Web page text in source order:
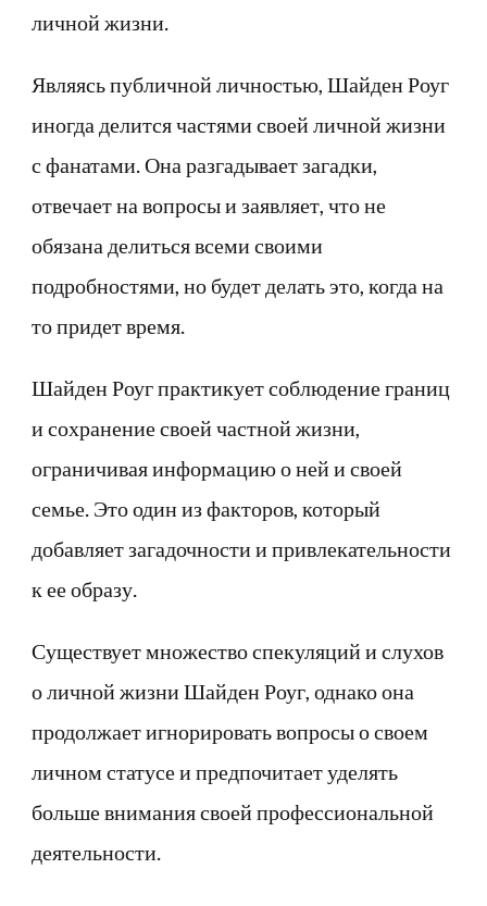
личной жизни.
Являясь публичной личностью, Шайден Роуг
иногда делится частями своей личной жизни
с фанатами. Она разгадывает загадки,
отвечает на вопросы и заявляет, что не
обязана делиться всеми своими
подробностями, но будет делать это, когда на
то придет время.
Шайден Роуг практикует соблюдение границ
и сохранение своей частной жизни,
ограничивая информацию о ней и своей
семье. Это один из факторов, который
добавляет загадочности и привлекательности
к ее образу.
Существует множество спекуляций и слухов
о личной жизни Шайден Роуг, однако она
продолжает игнорировать вопросы о своем
личном статусе и предпочитает уделять
больше внимания своей профессиональной
деятельности.